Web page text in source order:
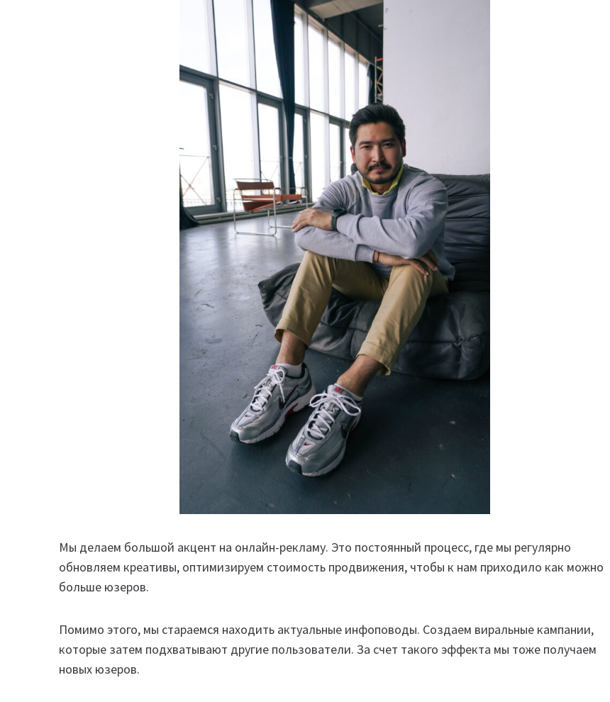
Мы делаем большой акцент на онлайн-рекламу. Это постоянный процесс, где мы регулярно
обновляем креативы, оптимизируем стоимость продвижения, чтобы к нам приходило как можно
больше юзеров.
Помимо этого, мы стараемся находить актуальные инфоповоды. Создаем виральные кампании,
которые затем подхватывают другие пользователи. За счет такого эффекта мы тоже получаем
новых юзеров.